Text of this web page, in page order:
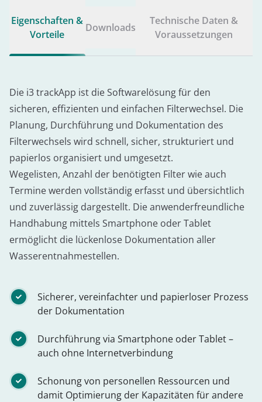
Eigenschaften &
Vorteile
Downloads
Technische Daten &
Voraussetzungen
Die i3 trackApp ist die Softwarelösung für den
sicheren, effizienten und einfachen Filterwechsel. Die
Planung, Durchführung und Dokumentation des
Filterwechsels wird schnell, sicher, strukturiert und
papierlos organisiert und umgesetzt.
Wegelisten, Anzahl der benötigten Filter wie auch
Termine werden vollständig erfasst und übersichtlich
und zuverlässig dargestellt. Die anwenderfreundliche
Handhabung mittels Smartphone oder Tablet
ermöglicht die lückenlose Dokumentation aller
Wasserentnahmestellen.
Sicherer, vereinfachter und papierloser Prozess
der Dokumentation
Durchführung via Smartphone oder Tablet –
auch ohne Internetverbindung
Schonung von personellen Ressourcen und
damit Optimierung der Kapazitäten für andere